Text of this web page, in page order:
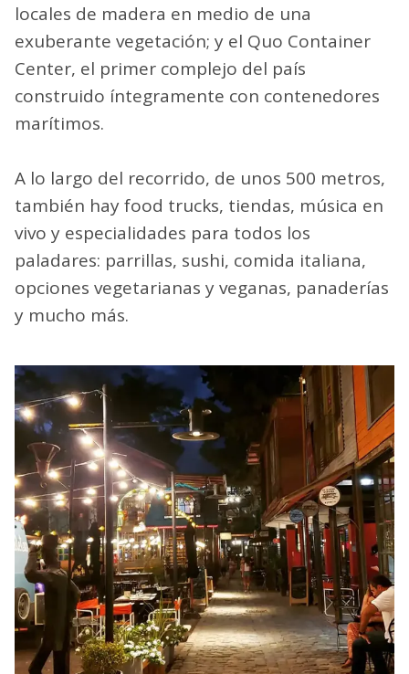
locales de madera en medio de una
exuberante vegetación; y el Quo Container
Center, el primer complejo del país
construido íntegramente con contenedores
marítimos.
A lo largo del recorrido, de unos 500 metros,
también hay food trucks, tiendas, música en
vivo y especialidades para todos los
paladares: parrillas, sushi, comida italiana,
opciones vegetarianas y veganas, panaderías
y mucho más.